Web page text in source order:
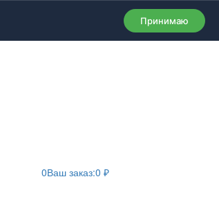
Принимаю
0Ваш заказ:0 ₽